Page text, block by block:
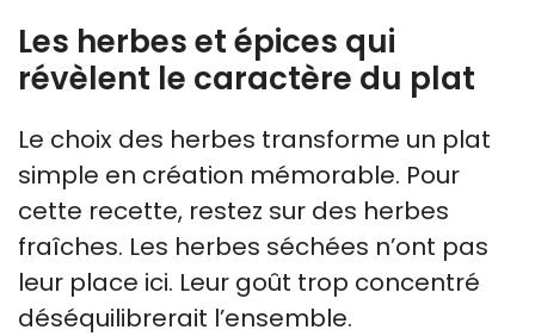
Les herbes et épices qui
révèlent le caractère du plat
Le choix des herbes transforme un plat
simple en création mémorable. Pour
cette recette, restez sur des herbes
fraîches. Les herbes séchées n’ont pas
leur place ici. Leur goût trop concentré
déséquilibrerait l’ensemble.